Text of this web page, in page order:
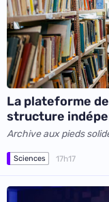
La plateforme
structure
Archive aux pieds
Sciences 17h17